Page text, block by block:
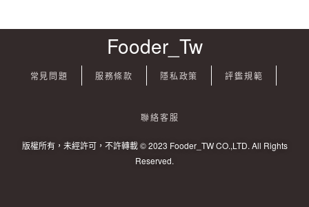
Fooder_Tw
常見問題 服務條款 隱私政策 評鑑規範
聯絡客服
版權所有，未經許可，不許轉載 © 2023 Fooder_TW CO.,LTD. All Rights
Reserved.